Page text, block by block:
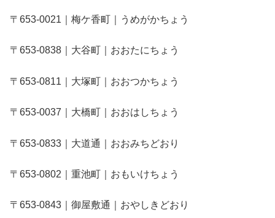
〒653-0021｜梅ケ香町｜うめがかちょう
〒653-0838｜大谷町｜おおたにちょう
〒653-0811｜大塚町｜おおつかちょう
〒653-0037｜大橋町｜おおはしちょう
〒653-0833｜大道通｜おおみちどおり
〒653-0802｜重池町｜おもいけちょう
〒653-0843｜御屋敷通｜おやしきどおり